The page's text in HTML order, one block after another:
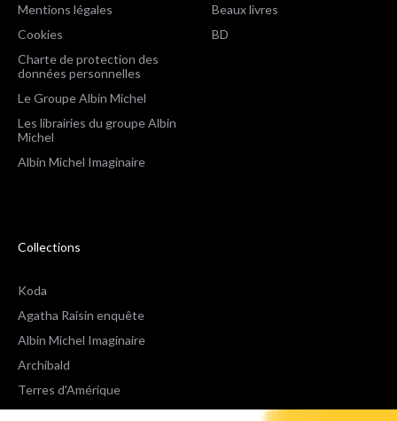
Mentions légales
Cookies
Charte de protection des
données personnelles
Le Groupe Albin Michel
Les librairies du groupe Albin
Michel
Albin Michel Imaginaire
Beaux livres
BD
Collections
Koda
Agatha Raisin enquête
Albin Michel Imaginaire
Archibald
Terres d'Amérique
Espaces Libres Poche